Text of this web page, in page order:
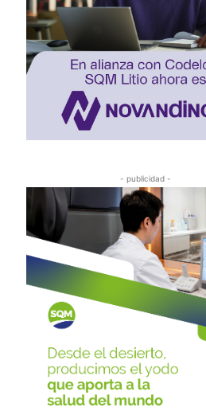
- publicidad -